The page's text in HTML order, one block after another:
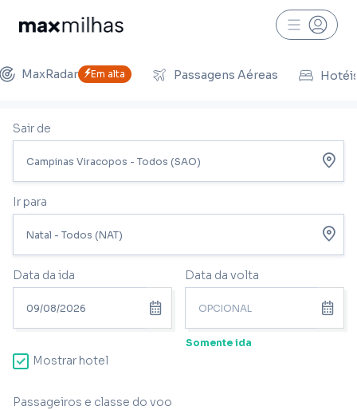
MaxRadar Em alta Passagens Aéreas
Sair de
Ir para
Data da ida Data da volta
Somente ida
Mostrar hotel
Passageiros e classe do voo